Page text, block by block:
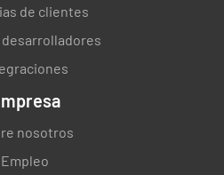
han reconocido todas
estabilidad?
y revisa diariamente la
de clientes
desarrolladores
nosotros
Empleo